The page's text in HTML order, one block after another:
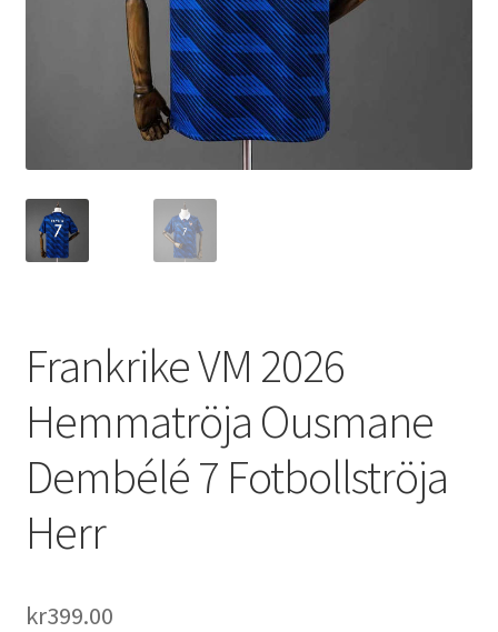
Frankrike VM 2026
Hemmatröja Ousmane
Dembélé 7 Fotbollströja
Herr
kr399.00